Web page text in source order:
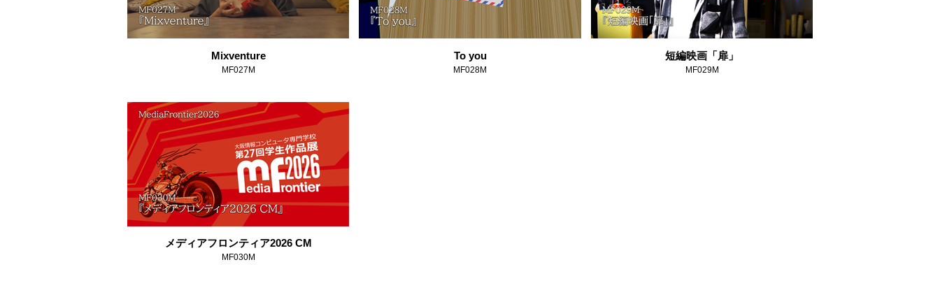
Mixventure
MF027M
To you
MF028M
短編映画「扉」
MF029M
メディアフロンティア2026 CM
MF030M